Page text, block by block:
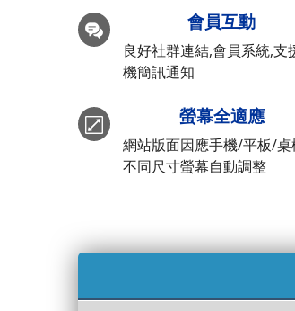
會員互動
良好社群連結,會員系統,支
機簡訊通知
螢幕全適應
網站版面因應手機/平板/桌
不同尺寸螢幕自動調整